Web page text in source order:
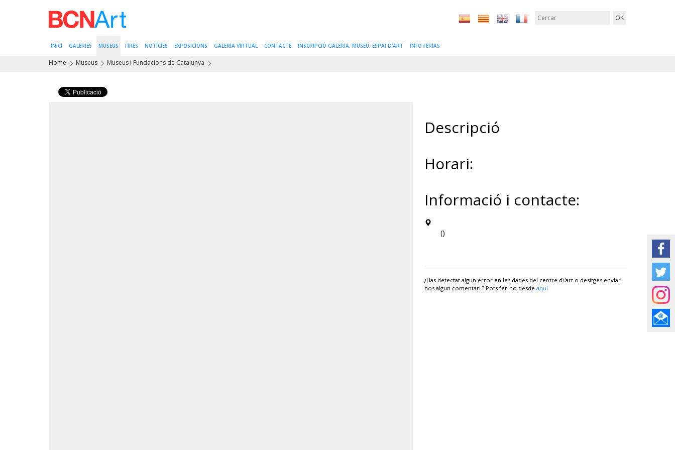
INICI GALERIES MUSEUS FIRES NOTÍCIES EXPOSICIONS GALERÍA VIRTUAL CONTACTE INSCRIPCIÓ GALERIA, MUSEU, ESPAI D'ART INFO FERIAS
Home Museus Museus i Fundacions de Catalunya
Descripció
Horari:
Informació i contacte:
()
¿Has detectat algun error en les dades del centre d\'art o desitges enviar-
nos algun comentari ? Pots fer-ho desde aquí